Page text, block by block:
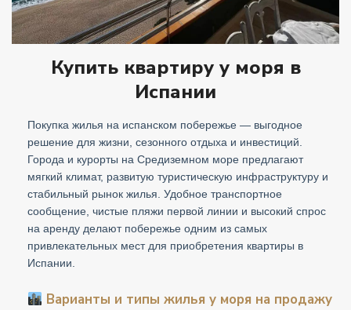
Купить квартиру у моря в
Испании
Покупка жилья на испанском побережье — выгодное
решение для жизни, сезонного отдыха и инвестиций.
Города и курорты на Средиземном море предлагают
мягкий климат, развитую туристическую инфраструктуру и
стабильный рынок жилья. Удобное транспортное
сообщение, чистые пляжи первой линии и высокий спрос
на аренду делают побережье одним из самых
привлекательных мест для приобретения квартиры в
Испании.
Варианты и типы жилья у моря на продажу